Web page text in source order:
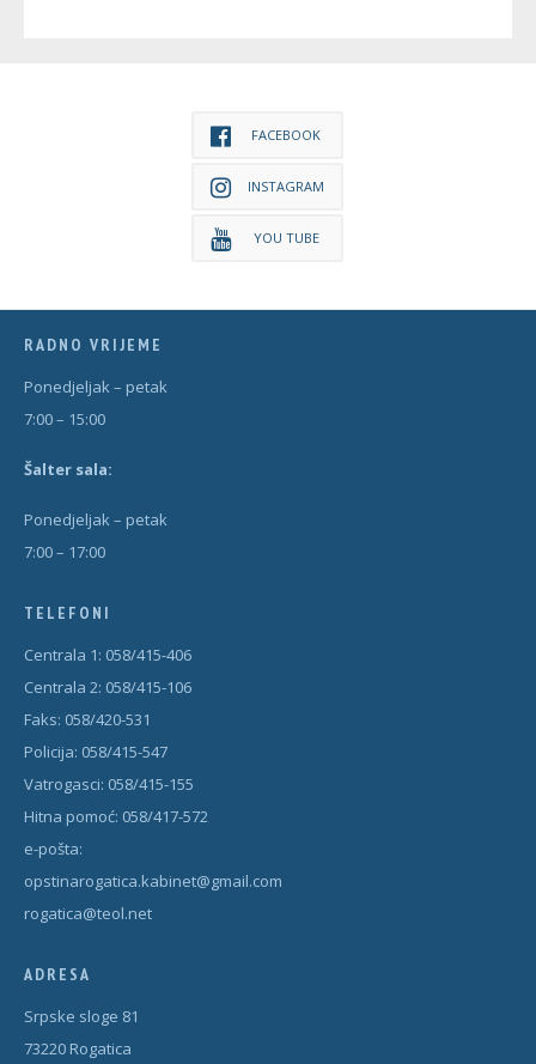
FACEBOOK
INSTAGRAM
YOU TUBE
RADNO VRIJEME
Ponedjeljak – petak
7:00 – 15:00
Šalter sala:
Ponedjeljak – petak
7:00 – 17:00
TELEFONI
Centrala 1: 058/415-406
Centrala 2: 058/415-106
Faks: 058/420-531
Policija: 058/415-547
Vatrogasci: 058/415-155
Hitna pomoć: 058/417-572
e-pošta:
opstinarogatica.kabinet@gmail.com
rogatica@teol.net
ADRESA
Srpske sloge 81
73220 Rogatica